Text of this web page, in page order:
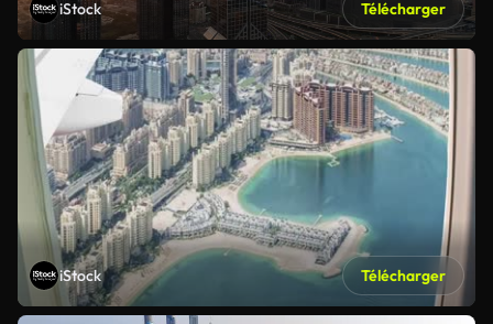
iStock Télécharger
iStock Télécharger